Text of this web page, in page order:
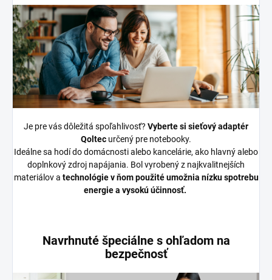
Je pre vás dôležitá spoľahlivosť? Vyberte si sieťový adaptér
Qoltec určený pre notebooky.
Ideálne sa hodí do domácnosti alebo kancelárie, ako hlavný alebo
doplnkový zdroj napájania. Bol vyrobený z najkvalitnejších
materiálov a technológie v ňom použité umožnia nízku spotrebu
energie a vysokú účinnosť.
Navrhnuté špeciálne s ohľadom na
bezpečnosť